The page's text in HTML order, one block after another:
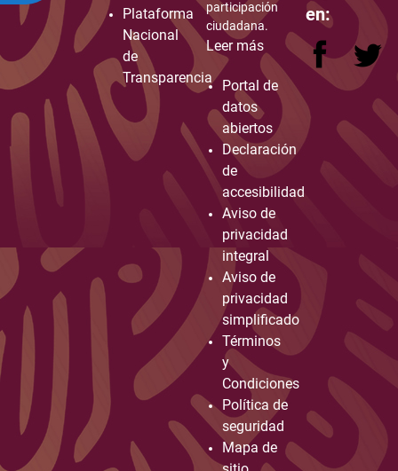
Plataforma
Nacional
de
Transparencia
participación
ciudadana.
Leer más
Portal de
datos
abiertos
Declaración
de
accesibilidad
Aviso de
privacidad
integral
Aviso de
privacidad
simplificado
Términos
y
Condiciones
Política de
seguridad
Mapa de
en: